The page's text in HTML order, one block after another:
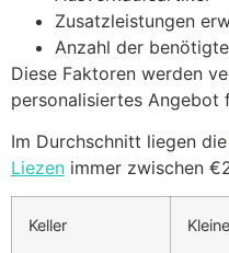
Zusatzleistungen
Anzahl der
Diese Faktoren werden
personalisiertes Angebot
Im Durchschnitt liegen die
Liezen immer zwischen
Keller